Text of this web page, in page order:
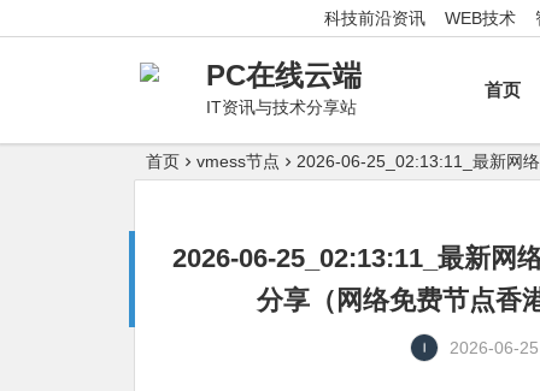
科技前沿资讯 WEB技术
PC在线云端
IT资讯与技术分享站
首页
首页 vmess节点 2026-06-25_02:13:11_最新网
2026-06-25_02:13:11_最新
分享（网络免费节点香
2026-06-25